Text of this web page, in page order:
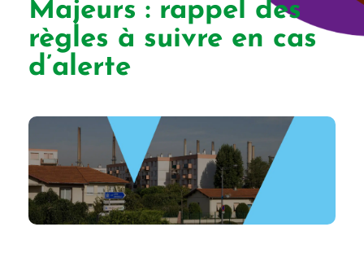
Majeurs : rappel des
règles à suivre en cas
d’alerte